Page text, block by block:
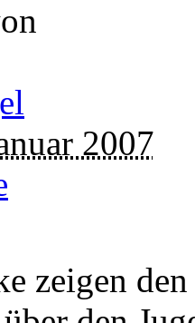
2007
zeigen